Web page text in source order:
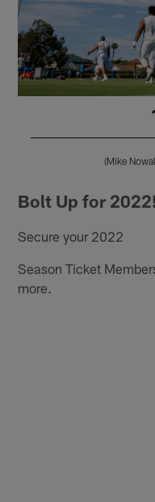
(Mike
Bolt Up for 2022!
Secure your 2022
Season Ticket
more.